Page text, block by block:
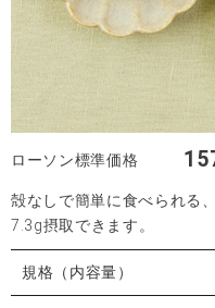
ローソン標準価格
殻なしで簡単に食べられる
7.3g摂取できます。
規格（内容量）